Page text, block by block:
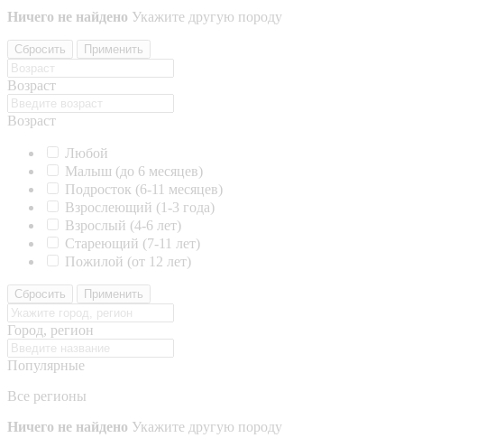
Ничего не найдено Укажите другую породу
Сбросить Применить
Возраст
Возраст
Любой
Малыш (до 6 месяцев)
Подросток (6-11 месяцев)
Взрослеющий (1-3 года)
Взрослый (4-6 лет)
Стареющий (7-11 лет)
Пожилой (от 12 лет)
Сбросить Применить
Город, регион
Популярные
Все регионы
Ничего не найдено Укажите другую породу